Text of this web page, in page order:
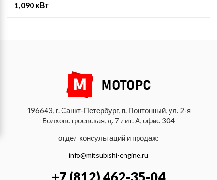
1,090 кВт
196643, г. Санкт-Петербург, п. Понтонный, ул. 2-я
Волховстроевская, д. 7 лит. А, офис 304
отдел консультаций и продаж:
info@mitsubishi-engine.ru
+7 (812) 462-35-04